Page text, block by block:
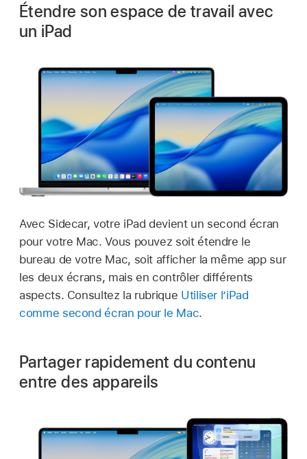
Étendre son espace de travail avec
un iPad
Avec Sidecar, votre iPad devient un second écran
pour votre Mac. Vous pouvez soit étendre le
bureau de votre Mac, soit afficher la même app sur
les deux écrans, mais en contrôler différents
aspects. Consultez la rubrique Utiliser l’iPad
comme second écran pour le Mac.
Partager rapidement du contenu
entre des appareils